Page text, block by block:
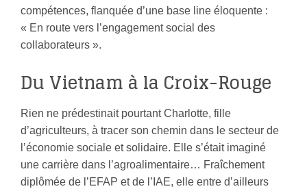
compétences, flanquée d’une base line éloquente :
« En route vers l’engagement social des
collaborateurs ».
Du Vietnam à la Croix-Rouge
Rien ne prédestinait pourtant Charlotte, fille
d’agriculteurs, à tracer son chemin dans le secteur de
l’économie sociale et solidaire. Elle s’était imaginé
une carrière dans l’agroalimentaire… Fraîchement
diplômée de l’EFAP et de l’IAE, elle entre d’ailleurs